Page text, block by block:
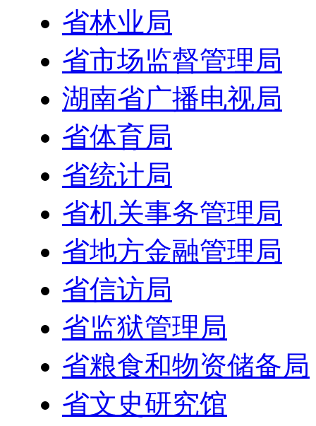
省林业局
省市场监督管理局
湖南省广播电视局
省体育局
省统计局
省机关事务管理局
省地方金融管理局
省信访局
省监狱管理局
省粮食和物资储备局
省文史研究馆